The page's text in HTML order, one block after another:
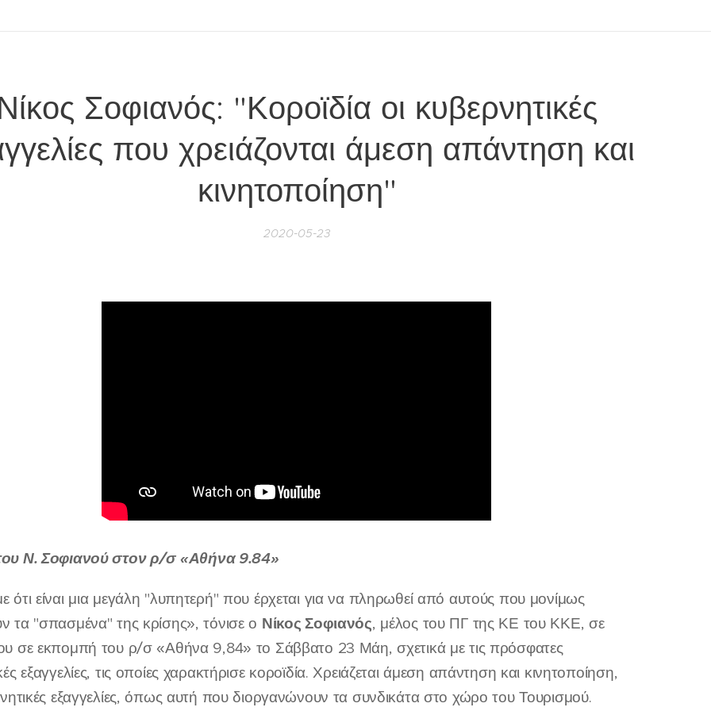
Σοφιανός: "Κοροϊδία οι κυβερνητικές
που χρειάζονται άμεση απάντηση και
κινητοποίηση"
2020-05-23
ου Ν. Σοφιανούστονρ/σ «Αθήνα9.84»
ότι είναι μια μεγάλη "λυπητερή" που έρχεται για να πληρωθεί από αυτούς που μονίμως
τα "σπασμένα" της κρίσης», τόνισε ο Νίκος Σοφιανός, μέλος του ΠΓ της ΚΕ του ΚΚΕ, σε
σε εκπομπή του ρ/σ «Αθήνα 9,84» το Σάββατο 23 Μάη, σχετικά με τις πρόσφατες
εξαγγελίες, τις οποίες χαρακτήρισε κοροϊδία. Χρειάζεται άμεση απάντηση και κινητοποίηση,
εξαγγελίες, όπως αυτή που διοργανώνουν τα συνδικάτα στο χώρο του Τουρισμού.